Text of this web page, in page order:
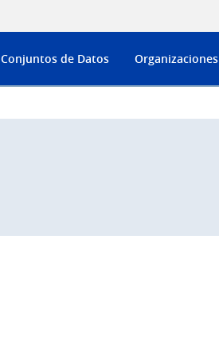
Conjuntos de Datos Organizaciones